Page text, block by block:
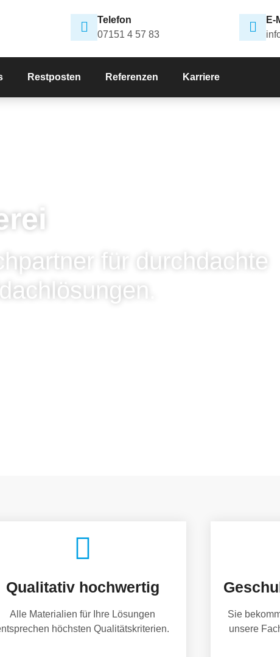
Telefon
07151 4 57 83
E-
Restposten Referenzen Karriere
für durchdachte
Qualitativ hochwertig
Alle Materialien für Ihre Lösungen
höchsten Qualitätskriterien.
Sie
unsere